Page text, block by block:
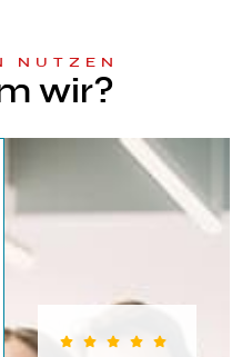
NUTZEN
wir?